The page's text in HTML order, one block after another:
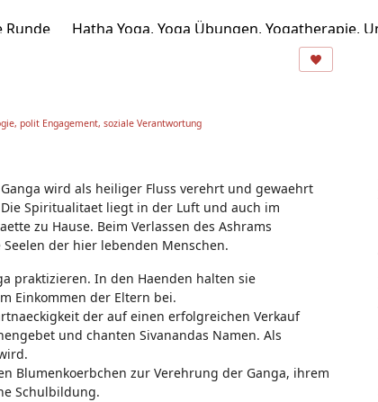
Runde Hatha Yoga, Yoga Übungen, Yogatherapie,
Schamanismus, Naturspiritualität und Yoga
polit Engagement, soziale Verantwortung
wird als heiliger Fluss verehrt und gewaehrt
Spiritualitaet liegt in der Luft und auch im
zu Hause. Beim Verlassen des Ashrams
der hier lebenden Menschen.
praktizieren. In den Haenden halten sie
Einkommen der Eltern bei.
der auf einen erfolgreichen Verkauf
und chanten Sivanandas Namen. Als
Blumenkoerbchen zur Verehrung der Ganga, ihrem
Schulbildung.